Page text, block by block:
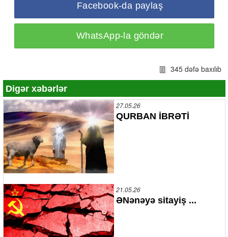
Facebook-da paylaş
WhatsApp-la göndər
345 dəfə baxılıb
Digər xəbərlər
27.05.26
QURBAN İBRƏTİ
21.05.26
ƏNənəyə sitayiş ...